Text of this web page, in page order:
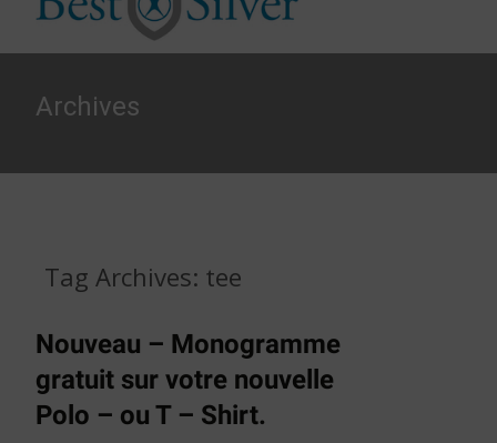
Archives
Tag Archives: tee
Nouveau – Monogramme
gratuit sur votre nouvelle
Polo – ou T – Shirt.